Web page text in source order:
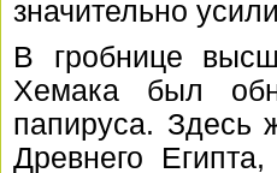
значительно
В гробнице
Хемака был
папируса. Здесь
Древнего